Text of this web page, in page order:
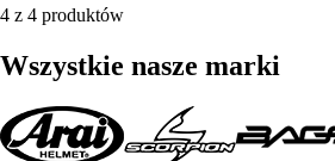
4 z 4 produktów
Wszystkie nasze marki